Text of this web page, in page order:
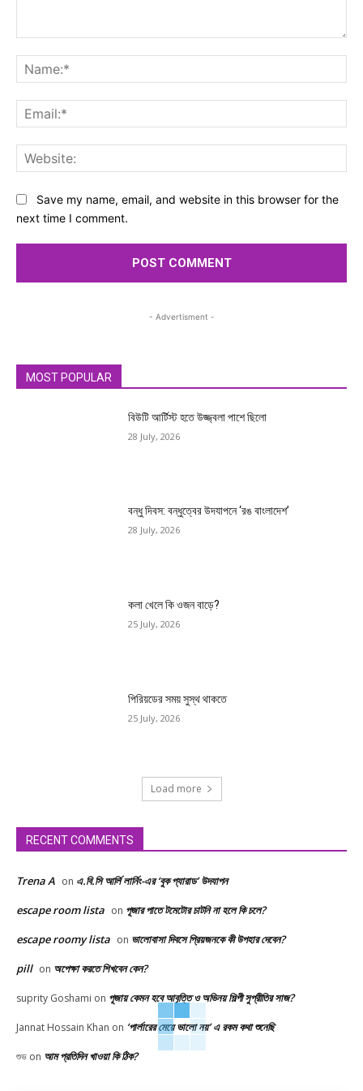
Save my name, email, and website in this browser for the
next time I comment.
- Advertisment -
MOST POPULAR
বিউটি আর্টিস্ট হতে উজ্জ্বলা পাশে ছিলো
28 July, 2026
বন্ধু দিবস: বন্ধুত্বের উদযাপনে ‘রঙ বাংলাদেশ’
28 July, 2026
কলা খেলে কি ওজন বাড়ে?
25 July, 2026
পিরিয়ডের সময় সুস্থ থাকতে
25 July, 2026
Load more
RECENT COMMENTS
Trena A on এ.বি.সি আর্লি লার্নিং-এর ‘বুক প্যারাড’ উদযাপন
escape room lista on পূজার পাতে টমেটোর চাটনি না হলে কি চলে?
escape roomy lista on ভালোবাসা দিবসে প্রিয়জনকে কী উপহার দেবেন?
pill on অপেক্ষা করতে শিখবেন কেন?
suprity Goshami on পূজায় কেমন হবে আবৃত্তি ও অভিনয় শিল্পী সুপ্রীতির সাজ?
Jannat Hossain Khan on ‘পার্লারের মেয়ে ভালো নয়’ এ রকম কথা শুনেছি
শুভ on আম প্রতিদিন খাওয়া কি ঠিক?